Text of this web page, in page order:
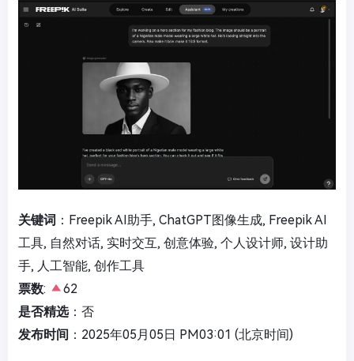
关键词 ：Freepik AI助手, ChatGPT图像生成, Freepik AI
工具, 自然对话, 实时交互, 创意体验, 个人设计师, 设计助
手, 人工智能, 创作工具
票数:
62
是否精选：否
发布时间 ：2025年05月05日 PM03:01 (北京时间)